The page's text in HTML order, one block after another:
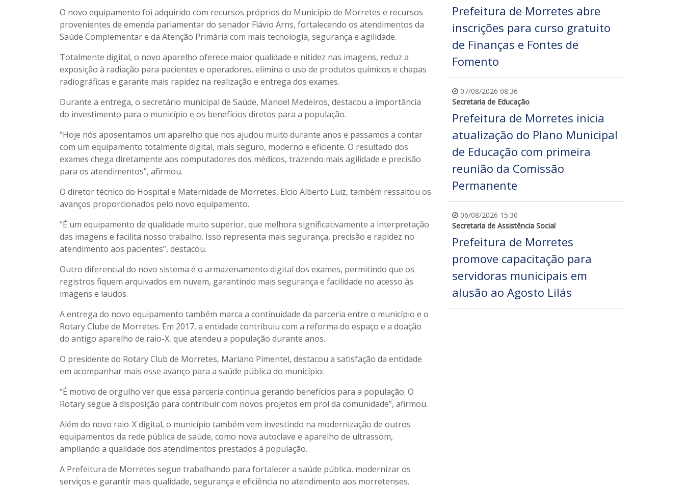
O novo equipamento foi adquirido com recursos próprios do Município de Morretes e recursos
provenientes de emenda parlamentar do senador Flávio Arns, fortalecendo os atendimentos da
Saúde Complementar e da Atenção Primária com mais tecnologia, segurança e agilidade.
Totalmente digital, o novo aparelho oferece maior qualidade e nitidez nas imagens, reduz a
exposição à radiação para pacientes e operadores, elimina o uso de produtos químicos e chapas
radiográficas e garante mais rapidez na realização e entrega dos exames.
Durante a entrega, o secretário municipal de Saúde, Manoel Medeiros, destacou a importância
do investimento para o município e os benefícios diretos para a população.
“Hoje nós aposentamos um aparelho que nos ajudou muito durante anos e passamos a contar
com um equipamento totalmente digital, mais seguro, moderno e eficiente. O resultado dos
exames chega diretamente aos computadores dos médicos, trazendo mais agilidade e precisão
para os atendimentos”, afirmou.
O diretor técnico do Hospital e Maternidade de Morretes, Elcio Alberto Luiz, também ressaltou os
avanços proporcionados pelo novo equipamento.
“É um equipamento de qualidade muito superior, que melhora significativamente a interpretação
das imagens e facilita nosso trabalho. Isso representa mais segurança, precisão e rapidez no
atendimento aos pacientes”, destacou.
Outro diferencial do novo sistema é o armazenamento digital dos exames, permitindo que os
registros fiquem arquivados em nuvem, garantindo mais segurança e facilidade no acesso às
imagens e laudos.
A entrega do novo equipamento também marca a continuidade da parceria entre o município e o
Rotary Clube de Morretes. Em 2017, a entidade contribuiu com a reforma do espaço e a doação
do antigo aparelho de raio-X, que atendeu a população durante anos.
O presidente do Rotary Club de Morretes, Mariano Pimentel, destacou a satisfação da entidade
em acompanhar mais esse avanço para a saúde pública do município.
“É motivo de orgulho ver que essa parceria continua gerando benefícios para a população. O
Rotary segue à disposição para contribuir com novos projetos em prol da comunidade”, afirmou.
Além do novo raio-X digital, o município também vem investindo na modernização de outros
equipamentos da rede pública de saúde, como nova autoclave e aparelho de ultrassom,
ampliando a qualidade dos atendimentos prestados à população.
A Prefeitura de Morretes segue trabalhando para fortalecer a saúde pública, modernizar os
serviços e garantir mais qualidade, segurança e eficiência no atendimento aos morretenses.
Prefeitura de Morretes abre
inscrições para curso gratuito
de Finanças e Fontes de
Fomento
07/08/2026 08:36
Secretaria de Educação
Prefeitura de Morretes inicia
atualização do Plano Municipal
de Educação com primeira
reunião da Comissão
Permanente
06/08/2026 15:30
Secretaria de Assistência Social
Prefeitura de Morretes
promove capacitação para
servidoras municipais em
alusão ao Agosto Lilás